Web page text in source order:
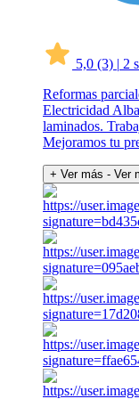
5,0 (3) | 2
Reformas
Electricidad
laminados.
Mejoramos tu
+ Ver más - Ver